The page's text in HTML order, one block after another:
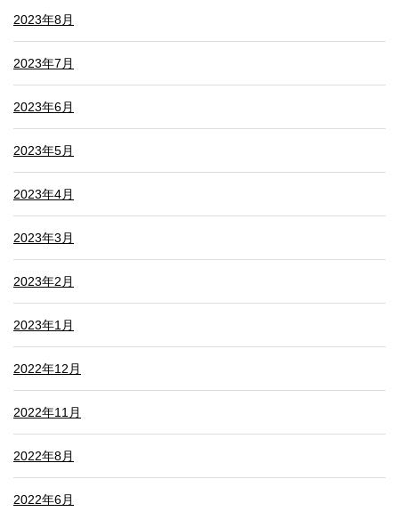
2023年8月
2023年7月
2023年6月
2023年5月
2023年4月
2023年3月
2023年2月
2023年1月
2022年12月
2022年11月
2022年8月
2022年6月